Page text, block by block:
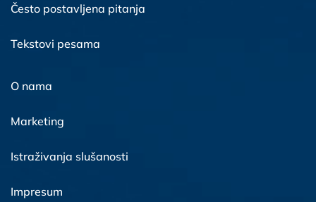
Često postavljena pitanja
Tekstovi pesama
O nama
Marketing
Istraživanja slušanosti
Impresum